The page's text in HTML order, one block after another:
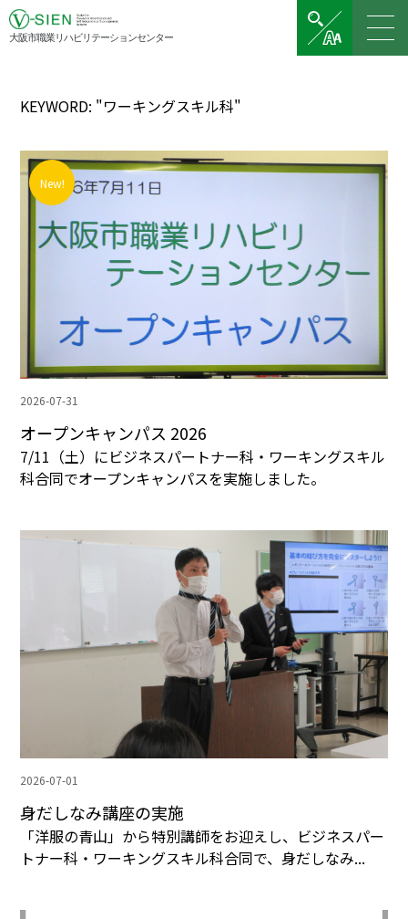
大阪市職業リハビリテーションセンター
KEYWORD: "ワーキングスキル科"
New!
2026-07-31
オープンキャンパス 2026
7/11（土）にビジネスパートナー科・ワーキングスキル
科合同でオープンキャンパスを実施しました。
2026-07-01
身だしなみ講座の実施
「洋服の青山」から特別講師をお迎えし、ビジネスパー
トナー科・ワーキングスキル科合同で、身だしなみ...